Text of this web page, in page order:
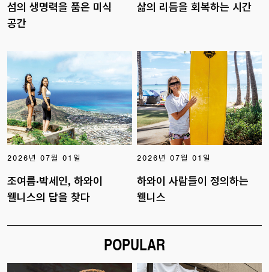
섬의 생명력을 품은 미식
공간
삶의 리듬을 회복하는 시간
2026년 07월 01일
조여름·박세인, 하와이
웰니스의 답을 찾다
2026년 07월 01일
하와이 사람들이 정의하는
웰니스
POPULAR